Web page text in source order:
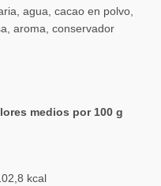
agua, cacao en polvo,
aroma, conservador
medios por 100 g
kcal